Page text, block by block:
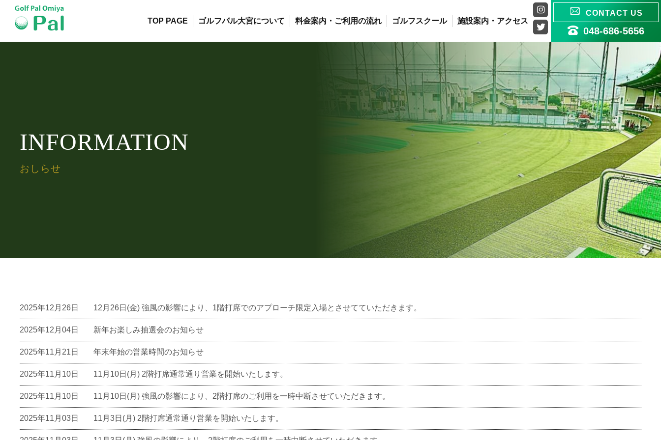
TOP PAGE ゴルフパル大宮について 料金案内・ご利用の流れ ゴルフスクール 施設案内・アクセス


 CONTACT US
 048-686-5656
INFORMATION
おしらせ
2025年12月26日 12月26日(金) 強風の影響により、1階打席でのアプローチ限定入場とさせてていただきます。
2025年12月04日 新年お楽しみ抽選会のお知らせ
2025年11月21日 年末年始の営業時間のお知らせ
2025年11月10日 11月10日(月) 2階打席通常通り営業を開始いたします。
2025年11月10日 11月10日(月) 強風の影響により、2階打席のご利用を一時中断させていただきます。
2025年11月03日 11月3日(月) 2階打席通常通り営業を開始いたします。